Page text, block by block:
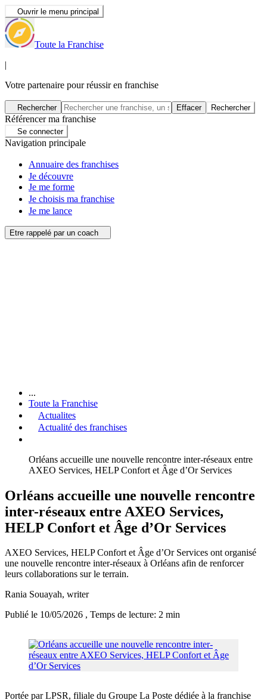
Ouvrir le menu principal
Toute la Franchise
|
Votre partenaire pour réussir en franchise
Rechercher Effacer Rechercher
Référencer ma franchise
Se connecter
Navigation principale
Annuaire des franchises
Je découvre
Je me forme
Je choisis ma franchise
Je me lance
Etre rappelé par un coach
...
Toute la Franchise
Actualites
Actualité des franchises
Orléans accueille une nouvelle rencontre inter-réseaux entre
AXEO Services, HELP Confort et Âge d’Or Services
Orléans accueille une nouvelle rencontre
inter-réseaux entre AXEO Services,
HELP Confort et Âge d’Or Services
AXEO Services, HELP Confort et Âge d’Or Services ont organisé
une nouvelle rencontre inter-réseaux à Orléans afin de renforcer
leurs collaborations sur le terrain.
Rania Souayah, writer
Publié le 10/05/2026 , Temps de lecture: 2 min
Portée par LPSR, filiale du Groupe La Poste dédiée à la franchise